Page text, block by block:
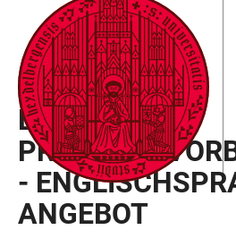
LINKS
ZUR
BARRIEREFREIHEIT
ZUM
HAUPTINHALT
HAUPTNAVIGATION
ÖFFNEN
WEBSEITENSUCHE
ÖFFNEN
SEMESTERBEGLEITPROGRAMM
EFFEKTIVE
-
ANGEBOT